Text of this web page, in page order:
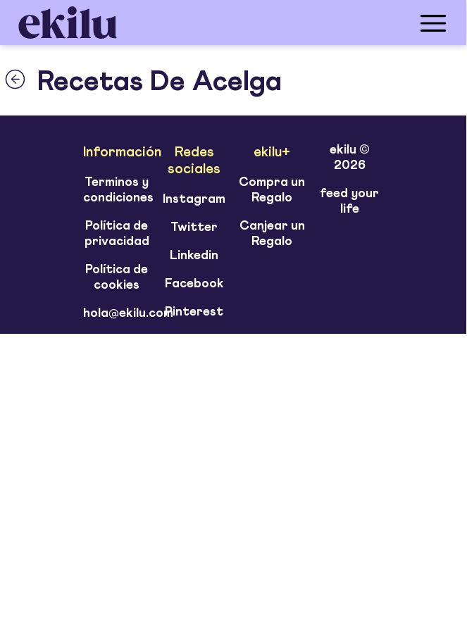
Recetas De Acelga
Información
Terminos y
condiciones
Política de
privacidad
Política de
cookies
hola@ekilu.com
Redes
sociales
Instagram
Twitter
Linkedin
Facebook
Pinterest
ekilu+
Compra un
Regalo
Canjear un
Regalo
ekilu ©
2026
feed your
life